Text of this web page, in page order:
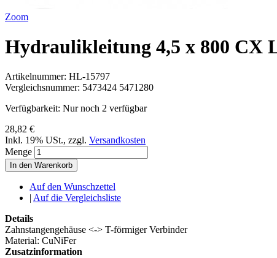
Zoom
Hydraulikleitung 4,5 x 800 CX
Artikelnummer: HL-15797
Vergleichsnummer: 5473424 5471280
Verfügbarkeit: Nur noch 2 verfügbar
28,82 €
Inkl. 19% USt., zzgl. Versandkosten
Menge
In den Warenkorb
Auf den Wunschzettel
| Auf die Vergleichsliste
Details
Zahnstangengehäuse <-> T-förmiger Verbinder
Material: CuNiFer
Zusatzinformation